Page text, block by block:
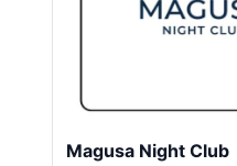
Magusa Night Club